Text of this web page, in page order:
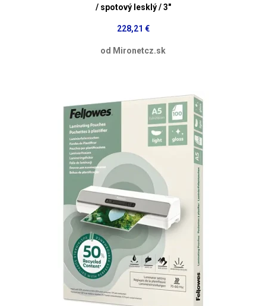
/ spotový lesklý / 3"
228,21 €
od Mironetcz.sk